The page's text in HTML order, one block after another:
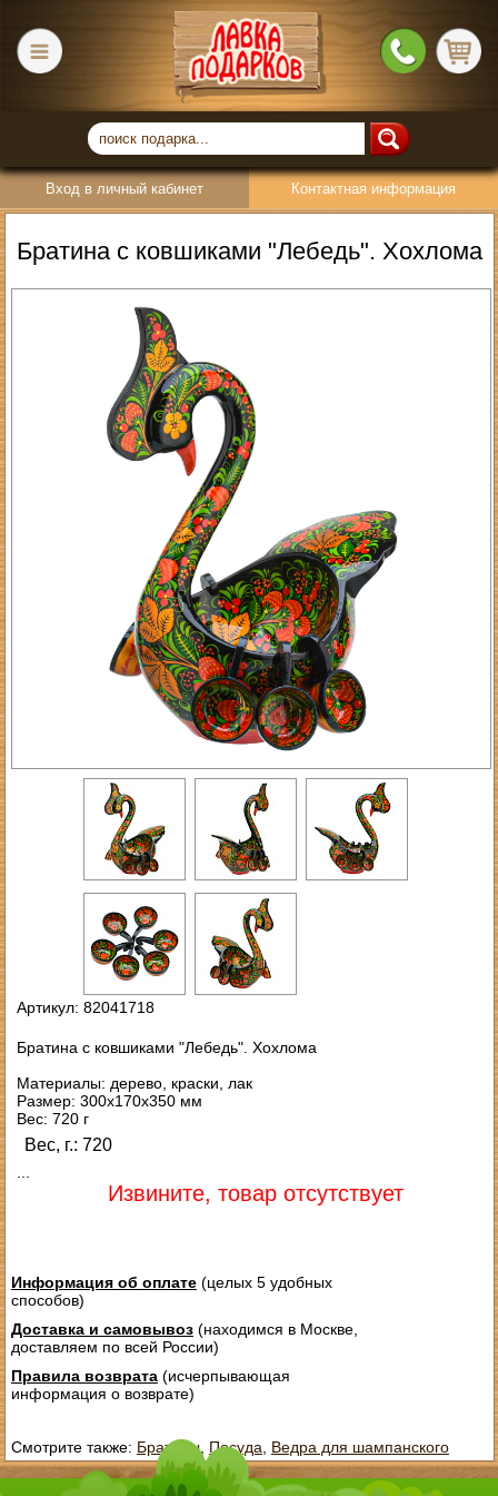
Вход в личный кабинет Контактная информация
Братина с ковшиками "Лебедь". Хохлома
Артикул: 82041718
Братина с ковшиками "Лебедь". Хохлома
Материалы: дерево, краски, лак
Размер: 300х170х350 мм
Вес: 720 г
Вес, г.: 720
Извините, товар отсутствует
Информация об оплате(целых 5 удобных
способов)
Доставка и самовывоз(находимся в Москве,
доставляем по всей России)
Правила возврата(исчерпывающая
информация о возврате)
Смотрите также: Братины, Посуда Ведра для шампанского